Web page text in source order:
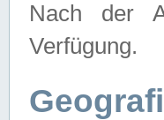
Nach der
Verfügung.